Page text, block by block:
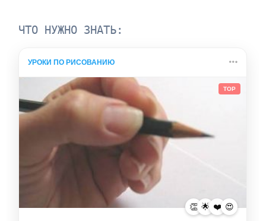
ЧТО НУЖНО ЗНАТЬ:
УРОКИ ПО РИСОВАНИЮ
TOP
👏 🌟 ❤️ 😍